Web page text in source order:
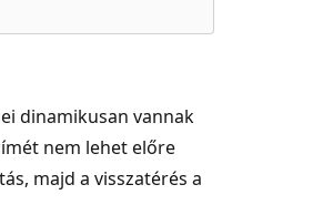
dinamikusan vannak
nem lehet előre
majd a visszatérés a